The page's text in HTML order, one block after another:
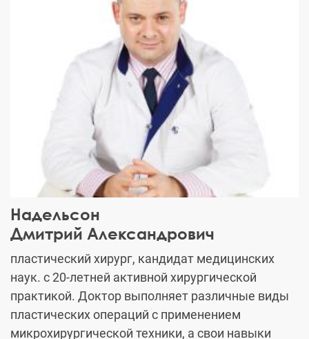
Надельсон
Дмитрий Александрович
пластический хирург, кандидат медицинских
наук. с 20-летней активной хирургической
практикой. Доктор выполняет различные виды
пластических операций с применением
микрохирургической техники, а свои навыки